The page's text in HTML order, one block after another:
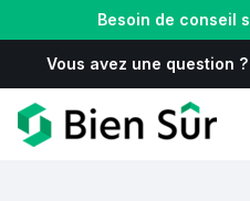
Besoin de conseil
Vous avez une question ?